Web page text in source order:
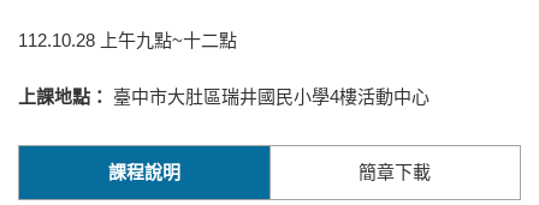
112.10.28 上午九點~十二點
上課地點： 臺中市大肚區瑞井國民小學4樓活動中心
課程說明 簡章下載